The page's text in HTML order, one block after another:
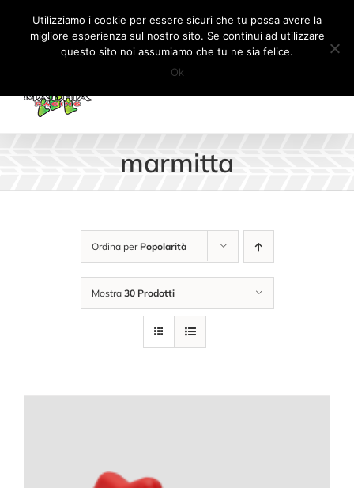
Salta
contenuto
Il mio account CARRELLO
marmitta
Ordina per Popolarità
Mostra 30 Prodotti
Utilizziamo i cookie per essere sicuri che tu possa avere la
migliore esperienza sul nostro sito. Se continui ad utilizzare
questo sito noi assumiamo che tu ne sia felice.
Ok